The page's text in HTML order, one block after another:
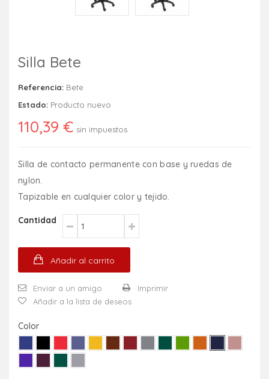
Silla Bete
Referencia: Bete
Estado: Producto nuevo
110,39 € sin impuestos
Silla de contacto permanente con base y ruedas de
nylon.
Tapizable en cualquier color y tejido.
Cantidad
Añadir al carrito
Enviar a un amigo
Imprimir
Añadir a la lista de deseos
Color